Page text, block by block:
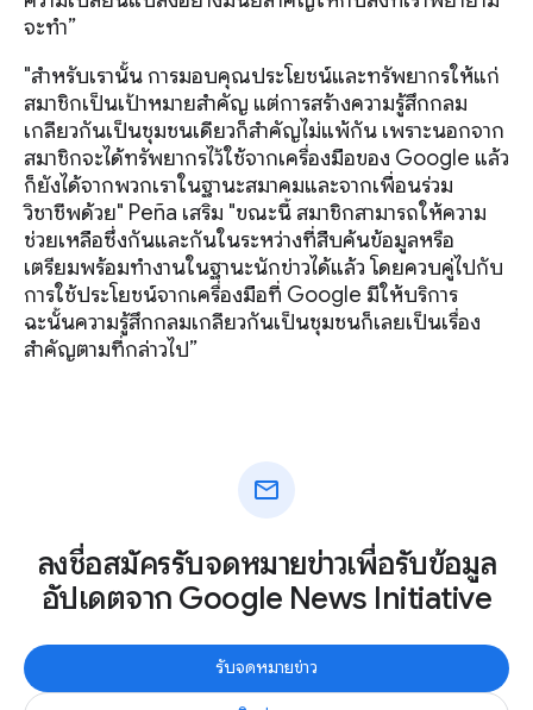
จะทำ”
"สำหรับเรานั้น การมอบคุณประโยชน์และทรัพยากรให้แก่
สมาชิกเป็นเป้าหมายสำคัญ แต่การสร้างความรู้สึกกลม
เกลียวกันเป็นชุมชนเดียวก็สำคัญไม่แพ้กัน เพราะนอกจาก
สมาชิกจะได้ทรัพยากรไว้ใช้จากเครื่องมือของ Google แล้ว
ก็ยังได้จากพวกเราในฐานะสมาคมและจากเพื่อนร่วม
วิชาชีพด้วย" Peña เสริม "ขณะนี้ สมาชิกสามารถให้ความ
ช่วยเหลือซึ่งกันและกันในระหว่างที่สืบค้นข้อมูลหรือ
เตรียมพร้อมทำงานในฐานะนักข่าวได้แล้ว โดยควบคู่ไปกับ
การใช้ประโยชน์จากเครื่องมือที่ Google มีให้บริการ
ฉะนั้นความรู้สึกกลมเกลียวกันเป็นชุมชนก็เลยเป็นเรื่อง
สำคัญตามที่กล่าวไป”
mail
ลงชื่อสมัครรับจดหมายข่าวเพื่อรับข้อมูล
อัปเดตจาก Google News Initiative
รับจดหมายข่าว